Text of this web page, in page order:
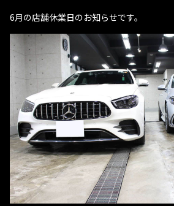
6月の店舗休業日のお知らせです。